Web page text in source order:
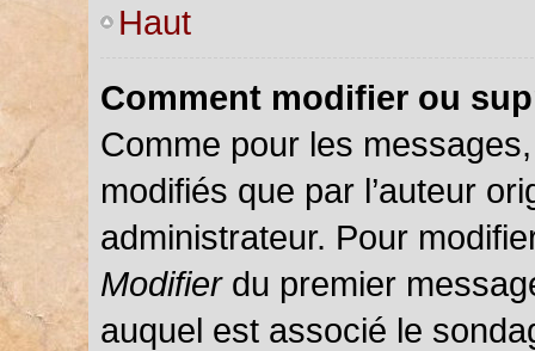
Haut
Comment modifier ou
Comme pour les
modifiés que par l’auteur
administrateur. Pour
Modifierdu premier
auquel est associé le